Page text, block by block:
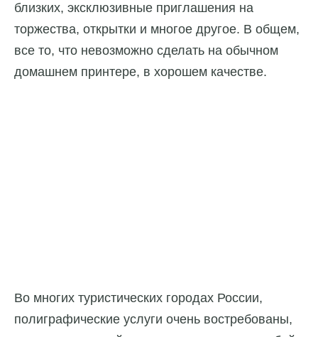
близких, эксклюзивные приглашения на
торжества, открытки и многое другое. В общем,
все то, что невозможно сделать на обычном
домашнем принтере, в хорошем качестве.
Во многих туристических городах России,
полиграфические услуги очень востребованы,